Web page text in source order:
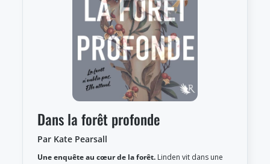
Dans la forêt profonde
Par Kate Pearsall
Une enquête au cœur de la forêt. Linden vit dans une